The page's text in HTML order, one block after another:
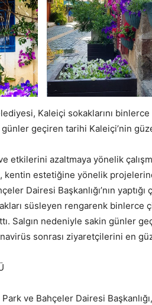
Kaleiçi sokaklarını
geçiren tarihi Kaleiçi’nin
etkilerini azaltmaya yönelik
kentin estetiğine yönelik
Dairesi Başkanlığı’nın
süsleyen rengarenk binlerce
Salgın nedeniyle sakin günler
sonrası ziyaretçilerini en
ve Bahçeler Dairesi